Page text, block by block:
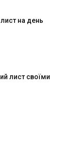
на день
лист своїми